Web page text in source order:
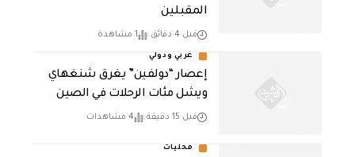
المقبلين
قبل 4 دقائق 1 مشاهدة
عربي ودولي
إعصار “دولفين” يغرق شنغهاي
ويشل مئات الرحلات في الصين
قبل 15 دقيقة 4 مشاهدات
محليات